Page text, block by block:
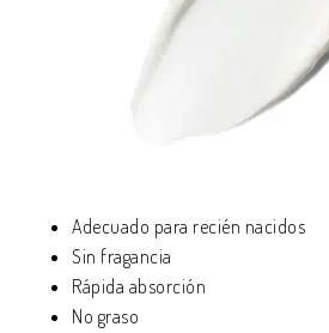
Adecuado para recién nacidos
Sin fragancia
Rápida absorción
No graso